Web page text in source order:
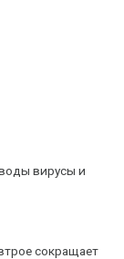
вирусы и
сокращает